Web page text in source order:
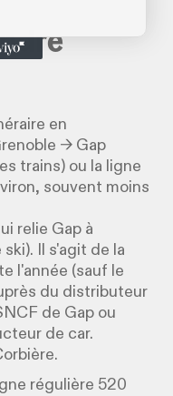
en
→ Gap
trains) ou la ligne
souvent moins
relie Gap à
Il s'agit de la
l'année (sauf le
du distributeur
de Gap ou
de car.
régulière 520